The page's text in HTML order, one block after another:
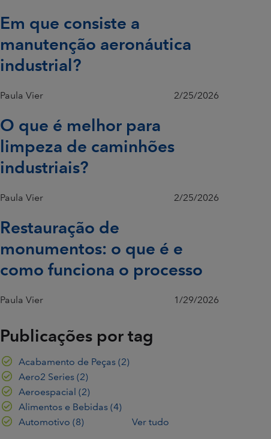
Em que consiste a
manutenção aeronáutica
industrial?
Paula Vier 2/25/2026
O que é melhor para
limpeza de caminhões
industriais?
Paula Vier 2/25/2026
Restauração de
monumentos: o que é e
como funciona o processo
Paula Vier 1/29/2026
Publicações por tag
Acabamento de Peças (2)
Aero2 Series (2)
Aeroespacial (2)
Alimentos e Bebidas (4)
Automotivo (8) Ver tudo